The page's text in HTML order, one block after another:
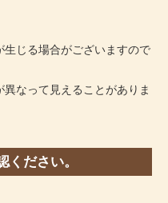
じる場合がございますので
なって見えることがありま
ください。